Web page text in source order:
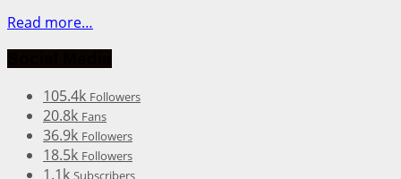
Read more…
105.4k Followers
20.8k Fans
36.9k Followers
18.5k Followers
1.1k Subscribers